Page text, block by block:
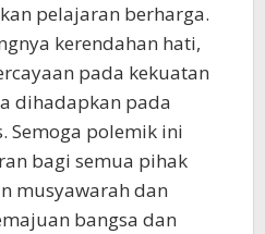
pelajaran berharga.
kerendahan hati,
pada kekuatan
dihadapkan pada
Semoga polemik ini
bagi semua pihak
musyawarah dan
bangsa dan